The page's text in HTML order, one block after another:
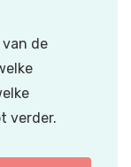
de
verder.